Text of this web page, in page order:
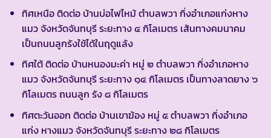
ทิศเหนือ ติดต่อ บ้านบ่อไฟไหม้ ตำบลพวา กิ่งอำเภอแก่งหาง
แมว จังหวัดจันทบุรี ระยะทาง ๔ กิโลเมตร เส้นทางคมนาคม
เป็นถนนลูกรังใช้ได้ในฤดูแล้ง
ทิศใต้ ติดต่อ บ้านหนองมะค่า หมู่ ๒ ตำบลพวา กิ่งอำเภอหาง
แมว จังหวัดจันทบุรี ระยะทาง ๑๔ กิโลเมตร เป็นทางลาดยาง ๖
กิโลเมตร ถนนลูก รัง ๘ กิโลเมตร
ทิศตะวันออก ติดต่อ บ้านเขาฆ้อง หมู่ ๕ ตำบลพวา กิ่งอำเภอ
แก่ง หางแมว จังหวัดจันทบุรี ระยะทาง ๒๘ กิโลเมตร